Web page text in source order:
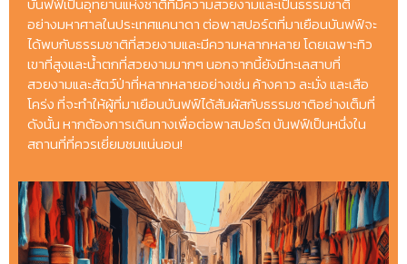
บันฟฟ์เป็นอุทยานแห่งชาติที่มีความสวยงามและเป็นธรรมชาติ
อย่างมหาศาลในประเทศแคนาดา ต่อพาสปอร์ตที่มาเยือนบันฟฟ์จะ
ได้พบกับธรรมชาติที่สวยงามและมีความหลากหลาย โดยเฉพาะทิว
เขาที่สูงและน้ำตกที่สวยงามมากๆ นอกจากนี้ยังมีทะเลสาบที่
สวยงามและสัตว์ป่าที่หลากหลายอย่างเช่น ค้างคาว ละมั่ง และเสือ
โคร่ง ที่จะทำให้ผู้ที่มาเยือนบันฟฟ์ได้สัมผัสกับธรรมชาติอย่างเต็มที่
ดังนั้น หากต้องการเดินทางเพื่อต่อพาสปอร์ต บันฟฟ์เป็นหนึ่งใน
สถานที่ที่ควรเยี่ยมชมแน่นอน!